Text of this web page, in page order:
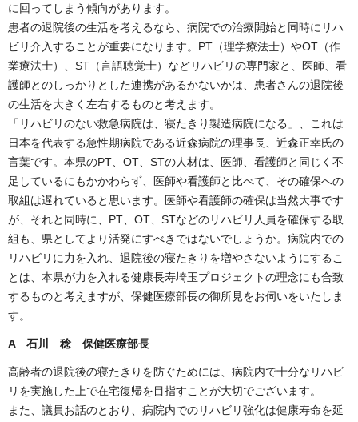
に回ってしまう傾向があります。
患者の退院後の生活を考えるなら、病院での治療開始と同時にリハ
ビリ介入することが重要になります。PT（理学療法士）やOT（作
業療法士）、ST（言語聴覚士）などリハビリの専門家と、医師、看
護師とのしっかりとした連携があるかないかは、患者さんの退院後
の生活を大きく左右するものと考えます。
「リハビリのない救急病院は、寝たきり製造病院になる」、これは
日本を代表する急性期病院である近森病院の理事長、近森正幸氏の
言葉です。本県のPT、OT、STの人材は、医師、看護師と同じく不
足しているにもかかわらず、医師や看護師と比べて、その確保への
取組は遅れていると思います。医師や看護師の確保は当然大事です
が、それと同時に、PT、OT、STなどのリハビリ人員を確保する取
組も、県としてより活発にすべきではないでしょうか。病院内での
リハビリに力を入れ、退院後の寝たきりを増やさないようにするこ
とは、本県が力を入れる健康長寿埼玉プロジェクトの理念にも合致
するものと考えますが、保健医療部長の御所見をお伺いをいたしま
す。
A 石川 稔 保健医療部長
高齢者の退院後の寝たきりを防ぐためには、病院内で十分なリハビ
リを実施した上で在宅復帰を目指すことが大切でございます。
また、議員お話のとおり、病院内でのリハビリ強化は健康寿命を延